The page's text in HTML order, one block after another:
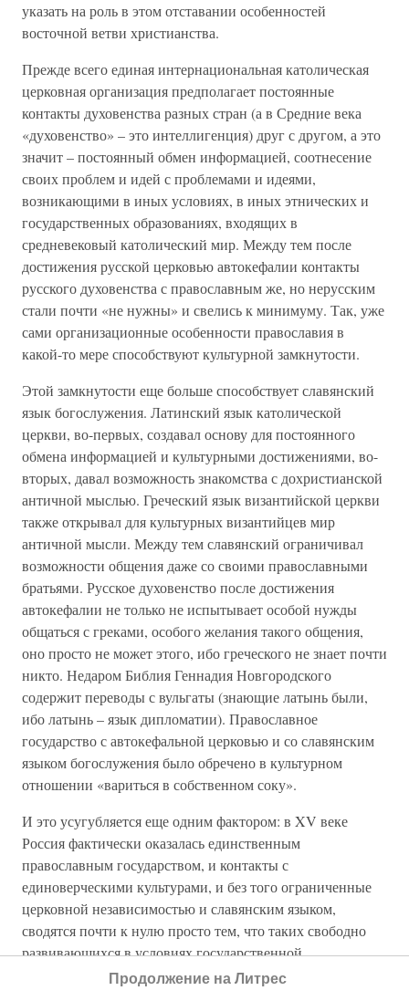
указать на роль в этом отставании особенностей
восточной ветви христианства.
Прежде всего единая интернациональная католическая
церковная организация предполагает постоянные
контакты духовенства разных стран (а в Средние века
«духовенство» – это интеллигенция) друг с другом, а это
значит – постоянный обмен информацией, соотнесение
своих проблем и идей с проблемами и идеями,
возникающими в иных условиях, в иных этнических и
государственных образованиях, входящих в
средневековый католический мир. Между тем после
достижения русской церковью автокефалии контакты
русского духовенства с православным же, но нерусским
стали почти «не нужны» и свелись к минимуму. Так, уже
сами организационные особенности православия в
какой-то мере способствуют культурной замкнутости.
Этой замкнутости еще больше способствует славянский
язык богослужения. Латинский язык католической
церкви, во-первых, создавал основу для постоянного
обмена информацией и культурными достижениями, во-
вторых, давал возможность знакомства с дохристианской
античной мыслью. Греческий язык византийской церкви
также открывал для культурных византийцев мир
античной мысли. Между тем славянский ограничивал
возможности общения даже со своими православными
братьями. Русское духовенство после достижения
автокефалии не только не испытывает особой нужды
общаться с греками, особого желания такого общения,
оно просто не может этого, ибо греческого не знает почти
никто. Недаром Библия Геннадия Новгородского
содержит переводы с вульгаты (знающие латынь были,
ибо латынь – язык дипломатии). Православное
государство с автокефальной церковью и со славянским
языком богослужения было обречено в культурном
отношении «вариться в собственном соку».
И это усугубляется еще одним фактором: в XV веке
Россия фактически оказалась единственным
православным государством, и контакты с
единоверческими культурами, и без того ограниченные
церковной независимостью и славянским языком,
сводятся почти к нулю просто тем, что таких свободно
развивающихся в условиях государственной
независимости православных культур нет. При этом
Продолжение на Литрес